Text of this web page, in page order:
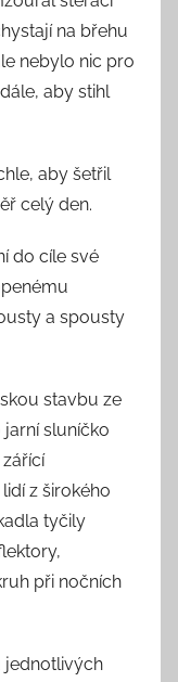
na břehu
nebylo nic pro
aby stihl
aby šetřil
celý den.
do cíle své
a spousty
stavbu ze
sluníčko
z širokého
tyčily
při nočních
jednotlivých